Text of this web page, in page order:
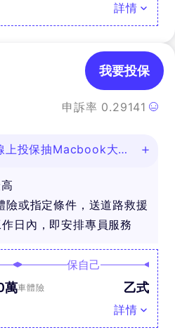
詳情
申訴率 0.29141
我要投保
上投保抽Macbook大
或指定條件，送道路救援
日內，即安排專員服務
萬
保自己
車體險 乙式
詳情